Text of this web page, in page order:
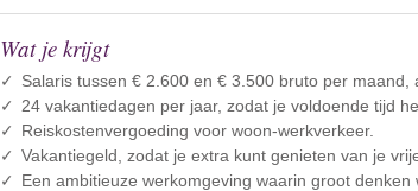
Wat je krijgt
Salaris tussen € 2.600 en € 3.500 bruto per maand,
24 vakantiedagen per jaar, zodat je voldoende tijd
Reiskostenvergoeding voor woon-werkverkeer.
Vakantiegeld, zodat je extra kunt genieten van je
Een ambitieuze werkomgeving waarin groot